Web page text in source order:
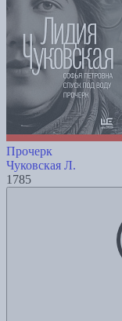
Прочерк
Чуковская Л.
1785